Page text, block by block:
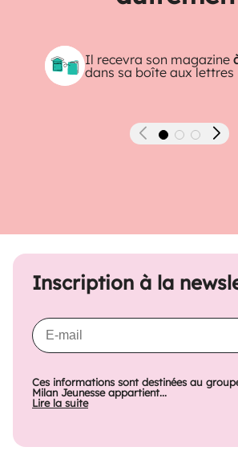
Il recevra son magazine
dans sa boîte aux lettres
Précédent
Inscription à la
Ces informations sont destinées au
Milan Jeunesse appartient...
Lire la suite